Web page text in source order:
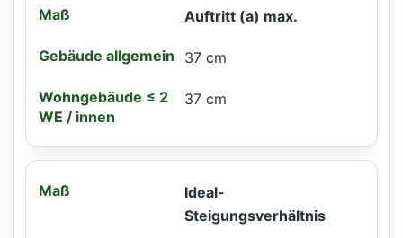
Auftritt (a) max.
37 cm
37 cm
Ideal-
Steigungsverhältnis